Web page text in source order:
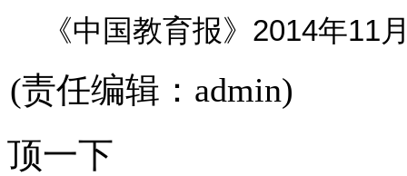
《中国教育报》2014年11
(责任编辑：admin)
顶一下